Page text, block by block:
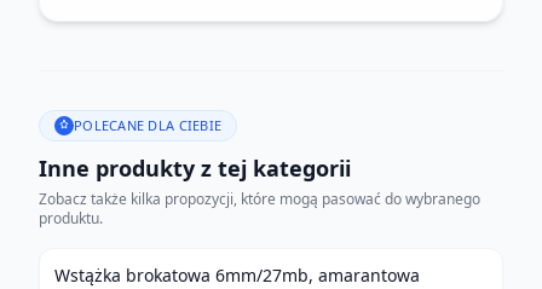
POLECANE DLA CIEBIE
Inne produkty z tej kategorii
Zobacz także kilka propozycji, które mogą pasować do wybranego
produktu.
Wstążka brokatowa 6mm/27mb, amarantowa